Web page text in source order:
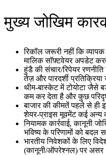
मुख्य जोखिम
रिकॉल जरूरी नहीं कि
मालिक सॉफ़्टवेयर अपडेट
हुंडै की संचार/रिपेयर
तेज़ और पारदर्शी
थीम‑बास्केट में टोयोटा जैसे
कम कर देता है और कुछ
बाजार की कीमतें पहले से ही
शेयर‑प्राइस मूवमेंट कई अन्य
नियामक कार्रवाई, कानूनी
भविष्य के परिणामों को बदल
भारतीय निवेशकों के लिए
(कानूनी/ऑपरेश्नल) पर